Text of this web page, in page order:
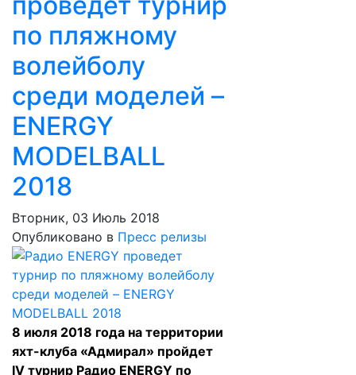
по пляжному
волейболу
среди моделей –
ENERGY
MODELBALL
2018
Вторник, 03 Июль 2018
Опубликовано в Пресс релизы
8 июля 2018 года на территории
яхт-клуба «Адмирал» пройдет
IV турнир Радио ENERGY по